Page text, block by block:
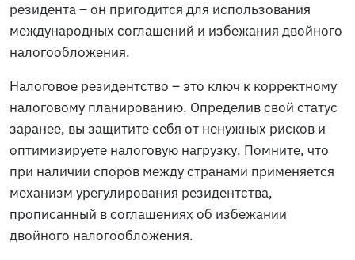
резидента – он пригодится для использования
международных соглашений и избежания двойного
налогообложения.
Налоговое резидентство – это ключ к корректному
налоговому планированию. Определив свой статус
заранее, вы защитите себя от ненужных рисков и
оптимизируете налоговую нагрузку. Помните, что
при наличии споров между странами применяется
механизм урегулирования резидентства,
прописанный в соглашениях об избежании
двойного налогообложения.